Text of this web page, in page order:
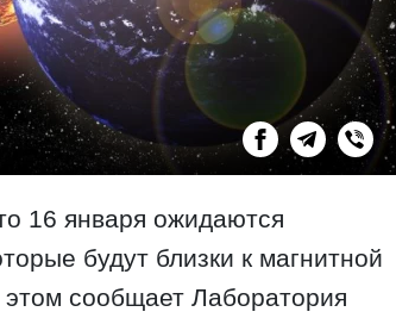
16 января ожидаются
будут близки к магнитной
сообщает Лаборатория